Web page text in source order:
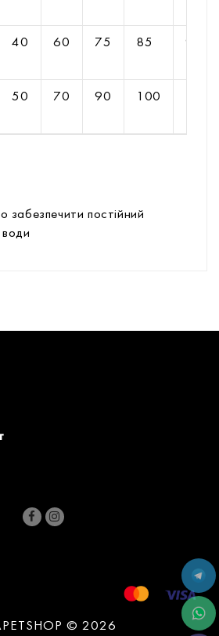
40 60 75 85 90
50 70 90 100
забезпечити постійний
води
© 2026